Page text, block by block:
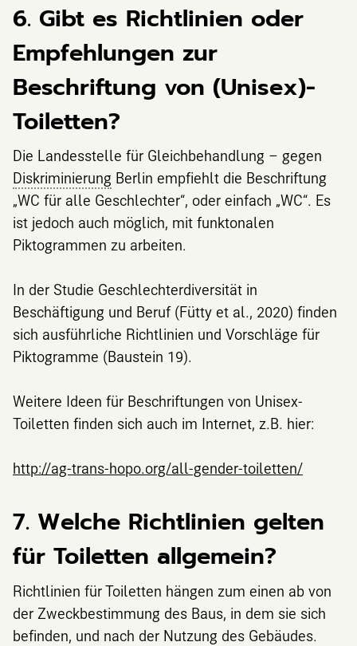
6. Gibt es Richtlinien oder
Empfehlungen zur
Beschriftung von (Unisex)-
Toiletten?
Die Landesstelle für Gleichbehandlung – gegen
Diskriminierung Berlin empfiehlt die Beschriftung
„WC für alle Geschlechter“, oder einfach „WC“. Es
ist jedoch auch möglich, mit funktonalen
Piktogrammen zu arbeiten.
In der Studie Geschlechterdiversität in
Beschäftigung und Beruf (Fütty et al., 2020) finden
sich ausführliche Richtlinien und Vorschläge für
Piktogramme (Baustein 19).
Weitere Ideen für Beschriftungen von Unisex-
Toiletten finden sich auch im Internet, z.B. hier:
http://ag-trans-hopo.org/all-gender-toiletten/
7. Welche Richtlinien gelten
für Toiletten allgemein?
Richtlinien für Toiletten hängen zum einen ab von
der Zweckbestimmung des Baus, in dem sie sich
befinden, und nach der Nutzung des Gebäudes.